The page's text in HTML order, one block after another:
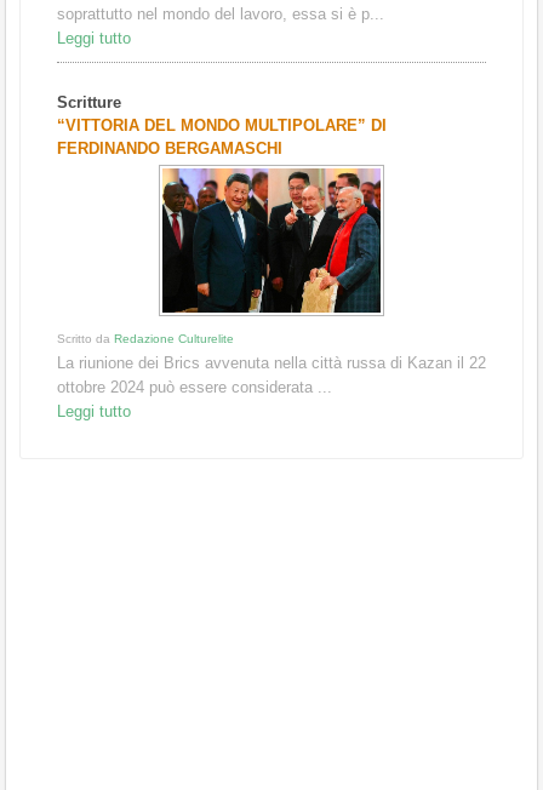
soprattutto nel mondo del lavoro, essa si è p...
Leggi tutto
Scritture
“VITTORIA DEL MONDO MULTIPOLARE” DI
FERDINANDO BERGAMASCHI
Scritto da Redazione Culturelite
La riunione dei Brics avvenuta nella città russa di Kazan il 22
ottobre 2024 può essere considerata ...
Leggi tutto